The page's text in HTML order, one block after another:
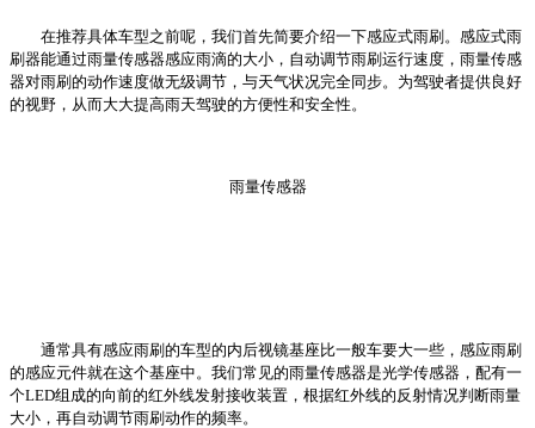
在推荐具体车型之前呢，我们首先简要介绍一下感应式雨刷。感应式雨
刷器能通过雨量传感器感应雨滴的大小，自动调节雨刷运行速度，雨量传感
器对雨刷的动作速度做无级调节，与天气状况完全同步。为驾驶者提供良好
的视野，从而大大提高雨天驾驶的方便性和安全性。
雨量传感器
通常具有感应雨刷的车型的内后视镜基座比一般车要大一些，感应雨刷
的感应元件就在这个基座中。我们常见的雨量传感器是光学传感器，配有一
个LED组成的向前的红外线发射接收装置，根据红外线的反射情况判断雨量
大小，再自动调节雨刷动作的频率。